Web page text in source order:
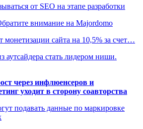
от SEO на этапе разработки
внимание на Majordomo
монетизации сайта на 10,5% за счет…
стать лидером ниши.
через инфлюенсеров и
уходит в сторону соавторства
подавать данные по маркировке